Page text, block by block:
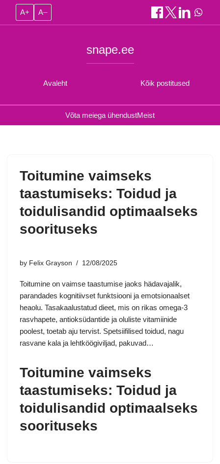
A+ A–
Avaleht
snape.ee
Kõik postitused
Võta meiega ühendustMeist
Toitumine vaimseks
taastumiseks: Toidud ja
toidulisandid optimaalseks
soorituseks
by Felix Grayson 12/08/2025
Toitumine on vaimse taastumise jaoks hädavajalik,
parandades kognitiivset funktsiooni ja emotsionaalset
heaolu. Tasakaalustatud dieet, mis on rikas omega-3
rasvhapete, antioksüdantide ja oluliste vitamiinide
poolest, toetab aju tervist. Spetsiifilised toidud, nagu
rasvane kala ja lehtköögiviljad, pakuvad…
Toitumine vaimseks
taastumiseks: Toidud ja
toidulisandid optimaalseks
soorituseks